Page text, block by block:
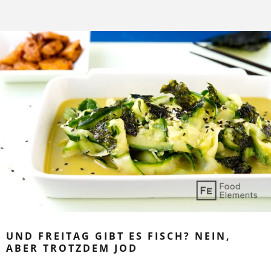
UND FREITAG GIBT ES FISCH? NEIN,
ABER TROTZDEM JOD